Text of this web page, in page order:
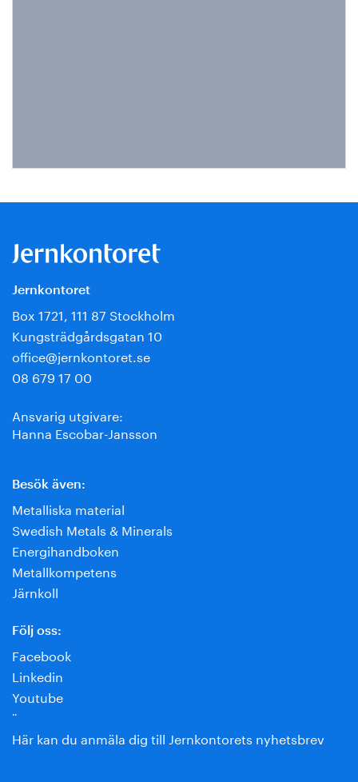
Jernkontoret
Box 1721, 111 87 Stockholm
Kungsträdgårdsgatan 10
office@jernkontoret.se
08 679 17 00
Ansvarig utgivare:
Hanna Escobar-Jansson
Besök även:
Metalliska material
Swedish Metals & Minerals
Energihandboken
Metallkompetens
Järnkoll
Följ oss:
Facebook
Linkedin
Youtube
¨
Här kan du anmäla dig till Jernkontorets nyhetsbrev